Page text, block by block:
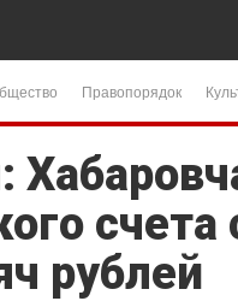
Правопорядок
рублей